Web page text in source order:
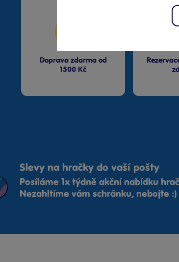
Doprava zdarma od
1500 Kč
Slevy na hračky do vaší pošty
Posíláme 1x týdně akční nabídku
Nezahltíme vám schránku, nebojte :)